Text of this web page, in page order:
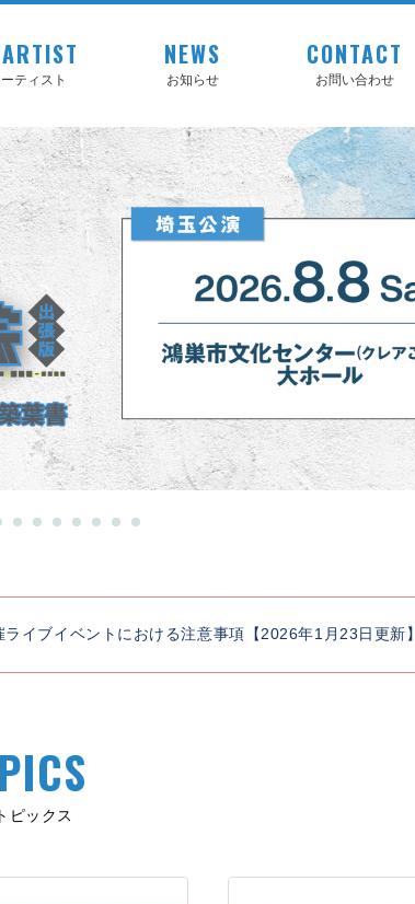
ティスト
NEWS
お知らせ
CONTACT
お問い合わせ
イブイベントにおける注意事項【2026年1月23日更新】
ピックス